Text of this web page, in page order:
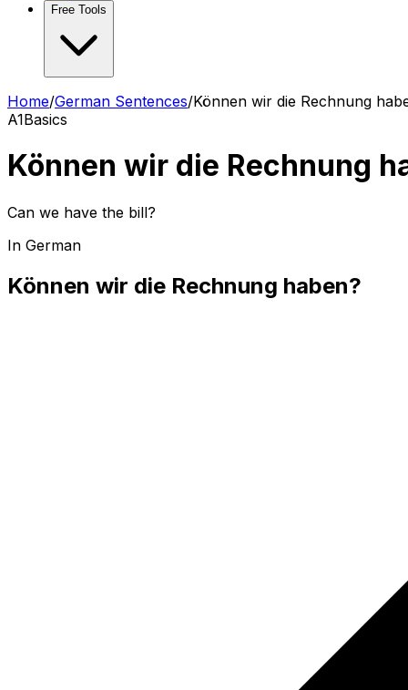
Free Tools
Home/German Sentences/Können wir die Rechnung
A1Basics
Können wir die Rechnung
Can we have the bill?
In German
Können wir die Rechnung haben?